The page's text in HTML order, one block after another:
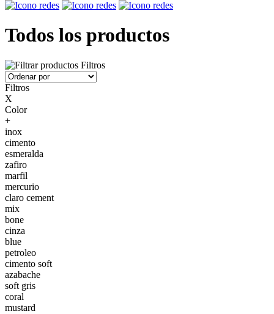
Todos los productos
Filtros
Filtros
X
Color
+
inox
cimento
esmeralda
zafiro
marfil
mercurio
claro cement
mix
bone
cinza
blue
petroleo
cimento soft
azabache
soft gris
coral
mustard